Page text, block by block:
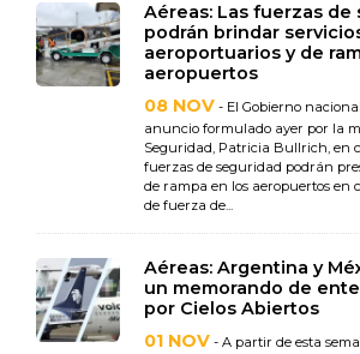
Aéreas: Las fuerzas de
podrán brindar
aeroportuarios y de
aeropuertos
08 NOV - El Gobierno
anuncio formulado ayer por la
Seguridad, Patricia Bullrich, en
fuerzas de seguridad podrán
de rampa en los aeropuertos en
de fuerza de...
Aéreas: Argentina y
un memorando de
por Cielos Abiertos
01 NOV - A partir de esta